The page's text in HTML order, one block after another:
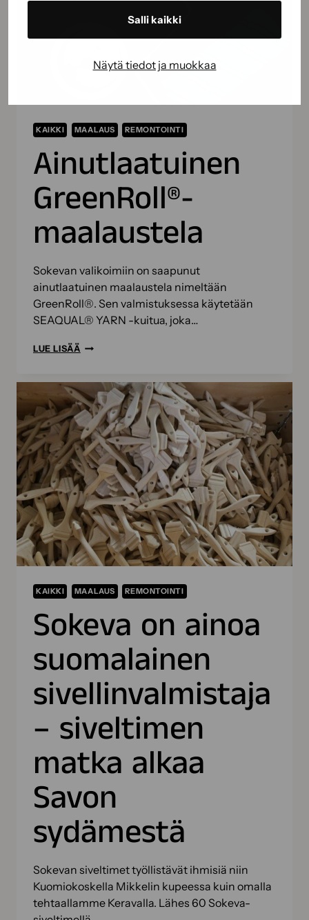
Salli kaikki
Näytä tiedot ja muokkaa
KAIKKI MAALAUS REMONTOINTI
Ainutlaatuinen
GreenRoll®-
maalaustela
Sokevan valikoimiin on saapunut
ainutlaatuinen maalaustela nimeltään
GreenRoll®. Sen valmistuksessa käytetään
SEAQUAL® YARN -kuitua, joka…
LUE LISÄÄ AINUTLAATUINEN
MAALAUSTELA
KAIKKI MAALAUS REMONTOINTI
Sokeva on ainoa
suomalainen
sivellinvalmistaja
– siveltimen
matka alkaa
Savon
sydämestä
Sokevan siveltimet työllistävät ihmisiä niin
Kuomiokoskella Mikkelin kupeessa kuin omalla
tehtaallamme Keravalla. Lähes 60 Sokeva-